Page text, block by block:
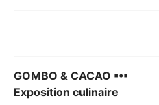
GOMBO & CACAO ▪︎•▪︎
Exposition culinaire